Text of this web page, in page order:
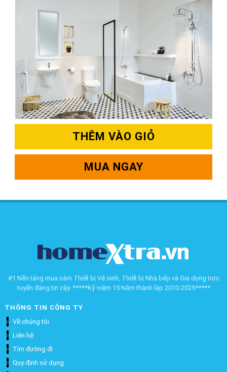
THÊM VÀO GIỎ
MUA NGAY
#1 Nền tảng mua sắm Thiết bị Vệ sinh, Thiết bị Nhà bếp và Gia dụng trực
tuyến đáng tin cậy. *****Kỷ niệm 15 Năm thành lập 2010-2025*****
THÔNG TIN CÔNG TY
Về chúng tôi
Liên hệ
Tìm đường đi
Quy định sử dụng